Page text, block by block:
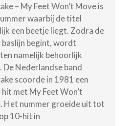
– My Feet Won’t Move is
waarbij de titel
een beetje liegt. Zodra de
begint, wordt
namelijk behoorlijk
De Nederlandse band
scoorde in 1981 een
met My Feet Won’t
Het nummer groeide uit tot
10-hit in